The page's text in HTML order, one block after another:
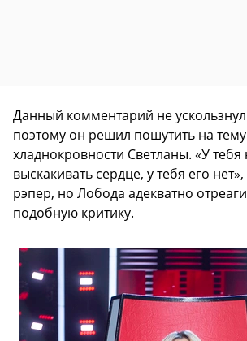
Данный комментарий не ускользнул
поэтому он решил пошутить на тему
хладнокровности Светланы. «У
выскакивать сердце, у тебя его
рэпер, но Лобода адекватно
подобную критику.